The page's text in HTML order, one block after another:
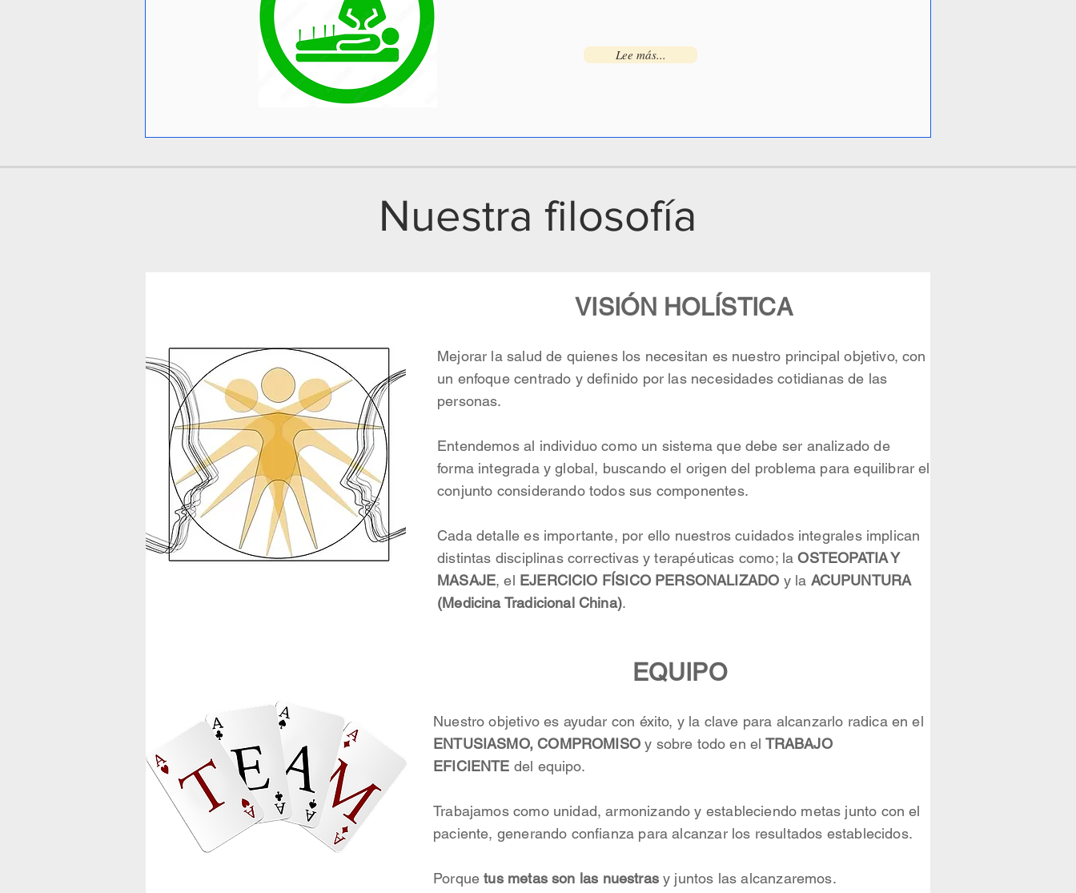
Lee más...
Nuestra filosofía
VISIÓN HOLÍSTICA
Mejorar la salud de quienes los necesitan es nuestro principal objetivo, con
un enfoque centrado y definido por las necesidades cotidianas de las
personas.
Entendemos al individuo como un sistema que debe ser analizado de
forma integrada y global, buscando el origen del problema para equilibrar el
conjunto considerando todos sus componentes.
Cada detalle es importante, por ello nuestros cuidados integrales implican
distintas disciplinas correctivas y terapéuticas como; laOSTEOPATIA Y
MASAJE, el EJERCICIO FÍSICO PERSONALIZADO y la ACUPUNTURA
(Medicina Tradicional China).
EQUIPO
Nuestro objetivo es ayudar con éxito, y la clave para alcanzarlo radica en el
ENTUSIASMO, COMPROMISO y sobre todo en el TRABAJO
EFICIENTE del equipo.
Trabajamos como unidad, armonizando y estableciendo metas junto con el
paciente, generando confianza para alcanzar los resultados establecidos.
Porquetus metas son las nuestrasy juntos las alcanzaremos.